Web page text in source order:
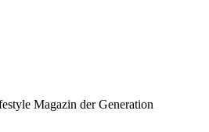
Magazin der Generation